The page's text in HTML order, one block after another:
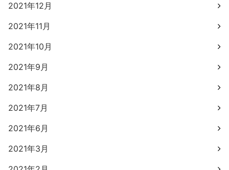
2021年12月
2021年11月
2021年10月
2021年9月
2021年8月
2021年7月
2021年6月
2021年3月